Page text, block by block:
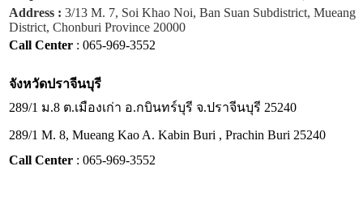
Address : 3/13 M. 7, Soi Khao Noi, Ban Suan Subdistrict, Mueang
District, Chonburi Province 20000
Call Center : 065-969-3552
จังหวัดปราจีนบุรี
289/1 ม.8 ต.เมืองเก่า อ.กบินทร์บุรี จ.ปราจีนบุรี 25240
289/1 M. 8, Mueang Kao A. Kabin Buri , Prachin Buri 25240
Call Center : 065-969-3552